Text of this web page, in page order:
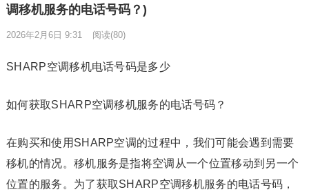
调移机服务的电话号码？)
2026年2月6日 9:31 阅读(80)
SHARP空调移机电话号码是多少
如何获取SHARP空调移机服务的电话号码？
在购买和使用SHARP空调的过程中，我们可能会遇到需要
移机的情况。移机服务是指将空调从一个位置移动到另一个
位置的服务。为了获取SHARP空调移机服务的电话号码，